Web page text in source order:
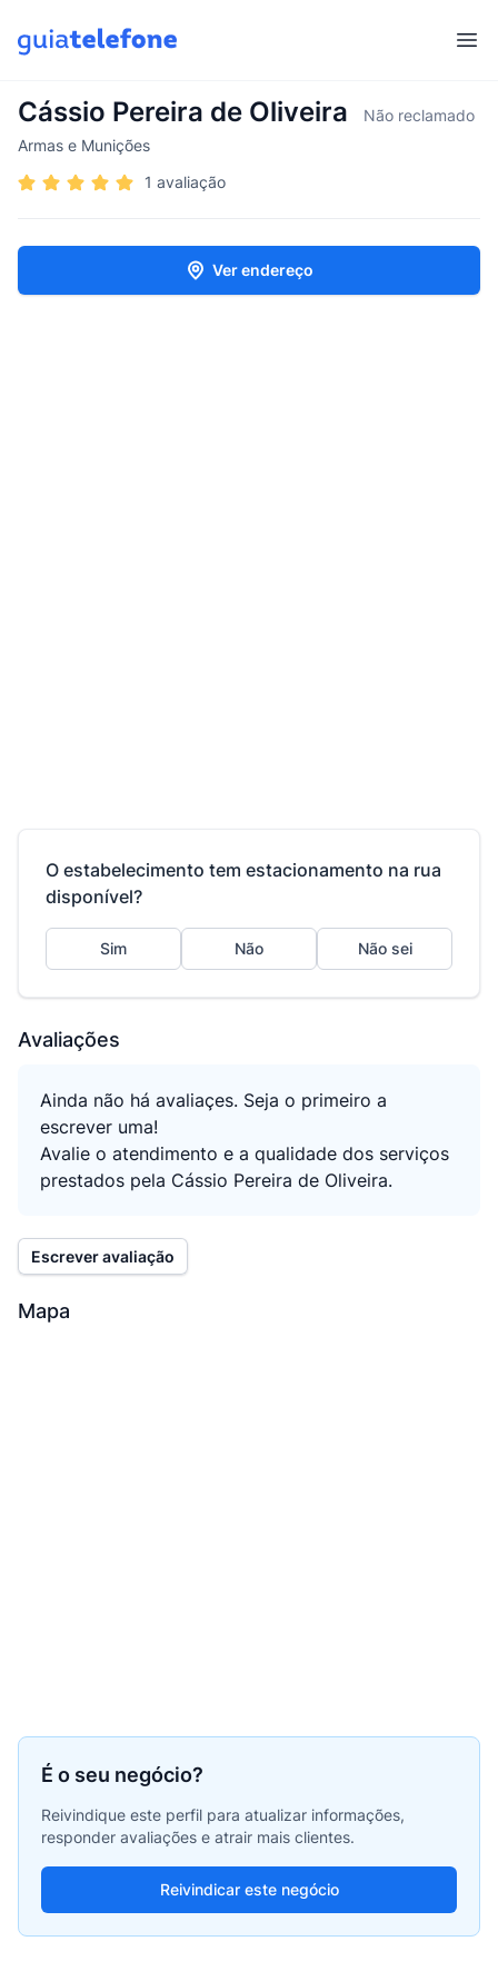
Cássio Pereira de Oliveira
Não reclamado
Armas e Munições
1 avaliação
Ver endereço
O estabelecimento tem estacionamento na rua
disponível?
Sim Não Não sei
Avaliações
Ainda não há avaliaçes. Seja o primeiro a
escrever uma!
Avalie o atendimento e a qualidade dos serviços
prestados pela Cássio Pereira de Oliveira.
Escrever avaliação
Mapa
É o seu negócio?
Reivindique este perfil para atualizar informações,
responder avaliações e atrair mais clientes.
Reivindicar este negócio